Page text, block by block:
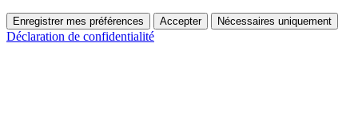
Enregistrer mes préférences Accepter Nécessaires uniquement
Déclaration de confidentialité